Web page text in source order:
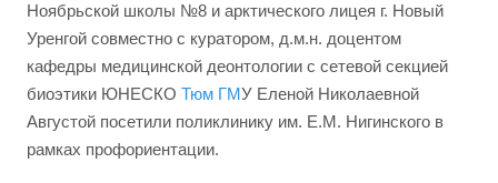
Ноябрьской школы №8 и арктического лицея г. Новый
Уренгой совместно с куратором, д.м.н. доцентом
кафедры медицинской деонтологии с сетевой секцией
биоэтики ЮНЕСКО Тюм ГМУ Еленой Николаевной
Августой посетили поликлинику им. Е.М. Нигинского в
рамках профориентации.